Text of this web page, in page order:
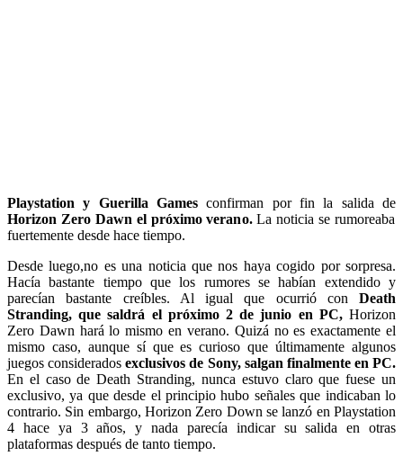
Playstation y Guerilla Games confirman por fin la salida de
Horizon Zero Dawn el próximo verano.La noticia se rumoreaba
fuertemente desde hace tiempo.
Desde luego,no es una noticia que nos haya cogido por sorpresa.
Hacía bastante tiempo que los rumores se habían extendido y
parecían bastante creíbles. Al igual que ocurrió con Death
Stranding, que saldrá el próximo 2 de junio en PC,Horizon
Zero Dawn hará lo mismo en verano. Quizá no es exactamente el
mismo caso, aunque sí que es curioso que últimamente algunos
juegos consideradosexclusivos de Sony, salgan finalmente en PC.
En el caso de Death Stranding, nunca estuvo claro que fuese un
exclusivo, ya que desde el principio hubo señales que indicaban lo
contrario. Sin embargo, Horizon Zero Down se lanzó en Playstation
4 hace ya 3 años, y nada parecía indicar su salida en otras
plataformas después de tanto tiempo.